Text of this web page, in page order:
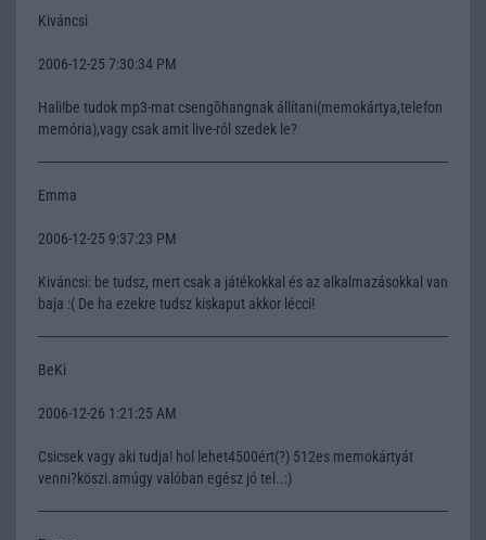
Kiváncsi
2006-12-25 7:30:34 PM
Hali!be tudok mp3-mat csengõhangnak állítani(memokártya,telefon
memória),vagy csak amit live-ról szedek le?
Emma
2006-12-25 9:37:23 PM
Kiváncsi: be tudsz, mert csak a játékokkal és az alkalmazásokkal van
baja :( De ha ezekre tudsz kiskaput akkor lécci!
BeKi
2006-12-26 1:21:25 AM
Csicsek vagy aki tudja! hol lehet4500ért(?) 512es memokártyát
venni?köszi.amúgy valóban egész jó tel..:)